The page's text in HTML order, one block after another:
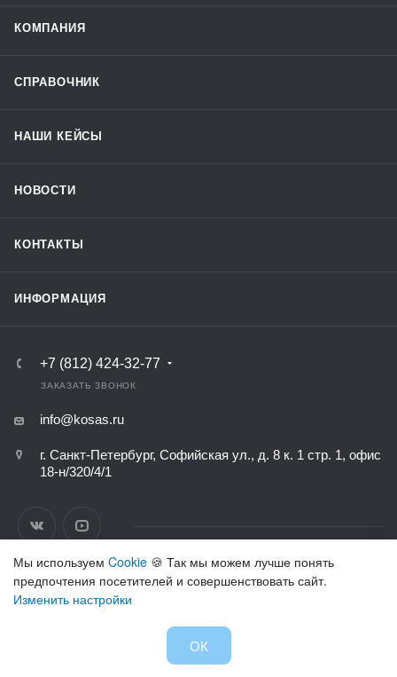
КОМПАНИЯ
СПРАВОЧНИК
НАШИ КЕЙСЫ
НОВОСТИ
КОНТАКТЫ
ИНФОРМАЦИЯ
+7 (812) 424-32-77
ЗАКАЗАТЬ ЗВОНОК
info@kosas.ru
г. Санкт-Петербург, Софийская ул., д. 8 к. 1 стр. 1, офис
18-н/320/4/1
ВЕРСИЯ ДЛЯ ПЕЧАТИ
ПОЛИТИКА КОНФИДЕНЦИАЛЬНОСТИ
Мы используем Cookie 🍪 Так мы можем лучше понять
предпочтения посетителей и совершенствовать сайт.
Изменить настройки
ОК